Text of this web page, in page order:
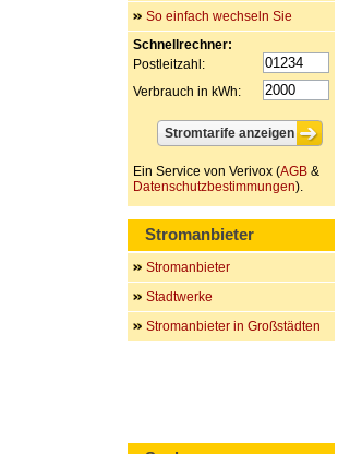
So einfach wechseln Sie
Schnellrechner:
Postleitzahl:
Verbrauch in kWh:
Ein Service von Verivox (AGB &
Datenschutzbestimmungen).
Stromanbieter
Stromanbieter
Stadtwerke
Stromanbieter in Großstädten